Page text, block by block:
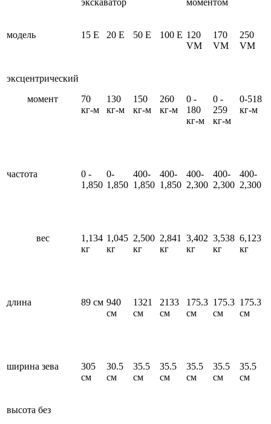
модель 15 E 20 E 50 E 100 E 120
VM
170
VM
250
VM
эксцентрический
момент
70
кг-м
130
кг-м
150
кг-м
260
кг-м
0 -
180
кг-м
0 -
259
кг-м
0-518
кг-м
частота
0 -
1,850
0-
1,850
400-
1,850
400-
1,850
400-
2,300
400-
2,300
400-
2,300
вес
1,134
кг
1,045
кг
2,500
кг
2,841
кг
3,402
кг
3,538
кг
6,123
кг
длина 89 см 940
см
1321
см
2133
см
175.3
см
175.3
см
175.3
см
ширина зева
305
см
30.5
см
35.5
см
35.5
см
35.5
см
35.5
см
35.5
см
высота без